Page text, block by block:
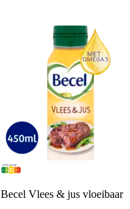
Becel Vlees & jus vloeibaar